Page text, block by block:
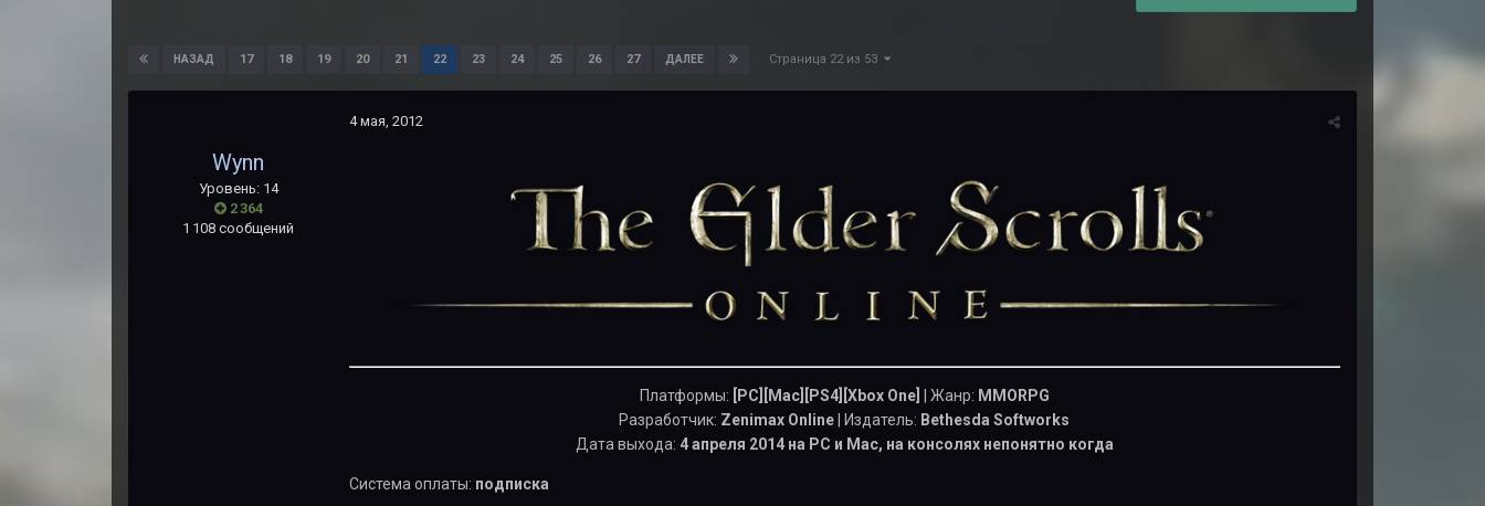
НАЗАД 17 18 19 20 21 22 23 24 25 26 27 ДАЛЕЕ Страница 22 из 53
Wynn
Уровень: 14
2 364
1 108 сообщений
4 мая, 2012
Платформы: [PC][Mac][PS4][Xbox One] | Жанр: MMORPG
Разработчик: Zenimax Online | Издатель: Bethesda Softworks
Дата выхода: 4 апреля 2014 на PC и Mac, на консолях непонятно когда
Система оплаты: подписка